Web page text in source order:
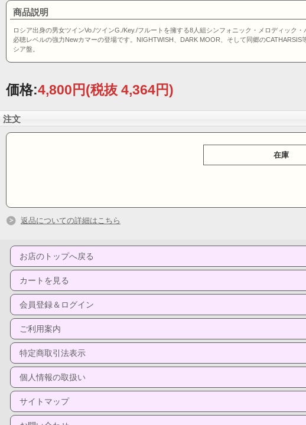
商品説明
ロシア出身の男女ツインVo./ツインG./Key./フルートを擁する8人組シンフォニック・メロディッ
必聴レベルの強力Newカマーの登場です。NIGHTWISH、DARK MOOR、そして同郷の
シア盤。
価格:4,800円(税抜 4,364円)
注文
在庫
返品についての詳細はこちら
お店のトップへ戻る
カートを見る
会員登録＆ログイン
ご利用案内
特定商取引法表示
個人情報の取扱い
サイトマップ